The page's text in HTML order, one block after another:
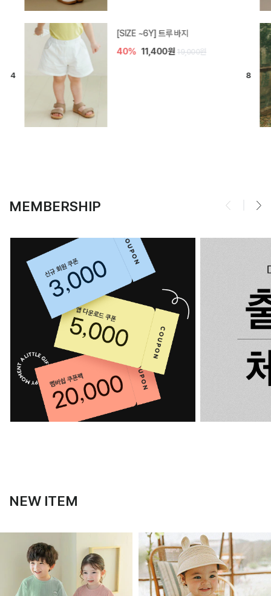
엘로디 니트 아기 바지
30% 14,000원 20,000원
MEMBERSHIP
NEW ITEM